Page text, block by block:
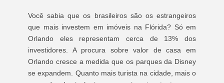
Você sabia que os brasileiros são os estrangeiros
que mais investem em imóveis na Flórida? Só em
Orlando eles representam cerca de 13% dos
investidores. A procura sobre valor de casa em
Orlando cresce a medida que os parques da Disney
se expandem. Quanto mais turista na cidade, mais o